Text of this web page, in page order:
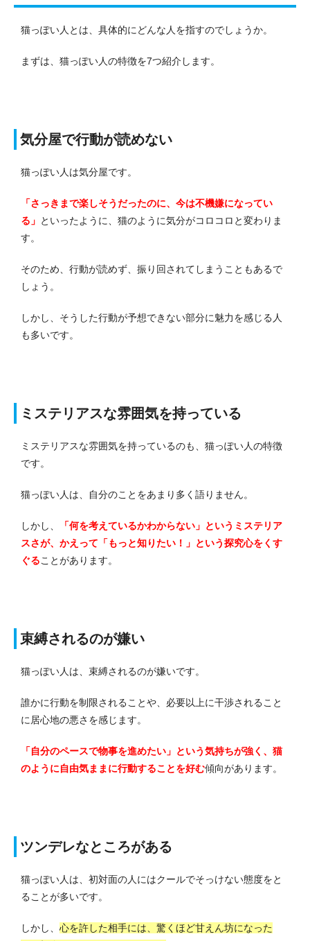
猫っぽい人とは、具体的にどんな人を指すのでしょうか。
まずは、猫っぽい人の特徴を7つ紹介します。
気分屋で行動が読めない
猫っぽい人は気分屋です。
「さっきまで楽しそうだったのに、今は不機嫌になってい
る」 といったように、猫のように気分がコロコロと変わりま
す。
そのため、行動が読めず、振り回されてしまうこともあるで
しょう。
しかし、そうした行動が予想できない部分に魅力を感じる人
も多いです。
ミステリアスな雰囲気を持っている
ミステリアスな雰囲気を持っているのも、猫っぽい人の特徴
です。
猫っぽい人は、自分のことをあまり多く語りません。
しかし、
「何を考えているかわからない」というミステリア
スさが、かえって「もっと知りたい！」という探究心をくす
ぐることがあります。
束縛されるのが嫌い
猫っぽい人は、束縛されるのが嫌いです。
誰かに行動を制限されることや、必要以上に干渉されること
に居心地の悪さを感じます。
「自分のペースで物事を進めたい」という気持ちが強く、猫
のように自由気ままに行動することを好む傾向があります。
ツンデレなところがある
猫っぽい人は、初対面の人にはクールでそっけない態度をと
ることが多いです。
しかし、 心を許した相手には、驚くほど甘えん坊になった